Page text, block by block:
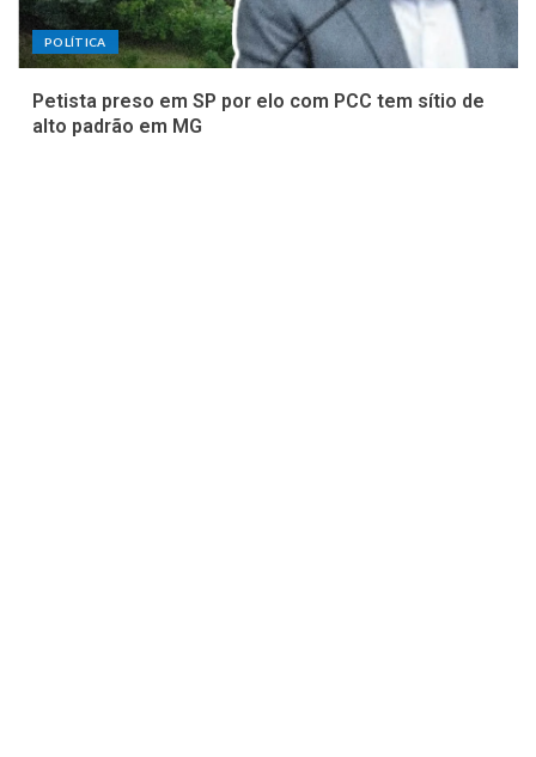
POLÍTICA
Petista preso em SP por elo com PCC tem sítio de
alto padrão em MG